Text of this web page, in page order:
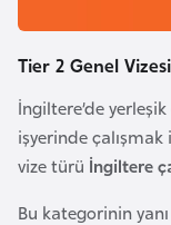
Tier 2 Genel
İngiltere’de
işyerinde çalışmak
vize türü İngiltere
Bu kategorinin
k
a
D
e
o